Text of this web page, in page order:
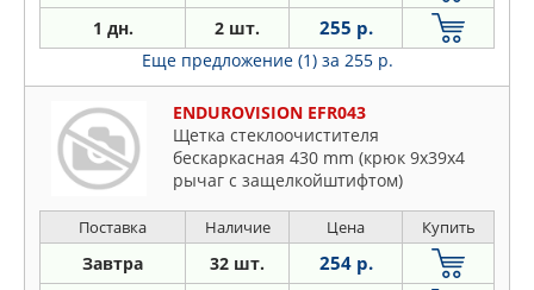
1 дн. 2 шт. 255 р.
Еще предложение (1) за 255 р.
ENDUROVISION EFR043
Щетка стеклоочистителя
бескаркасная 430 mm (крюк 9x39x4
рычаг с защелкойштифтом)
Поставка Наличие Цена Купить
Завтра 32 шт. 254 р.